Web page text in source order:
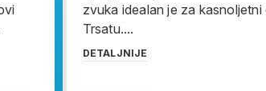
zvuka idealan je za
Trsatu....
DETALJNIJE